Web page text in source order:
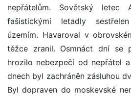
nepřátelům. Sovětský letec
fašistickými letadly
územím. Havaroval v
těžce zranil. Osmnáct dní se
hrozilo nebezpečí od nepřátel
dnech byl zachráněn zásluhou
Byl dopraven do moskevské